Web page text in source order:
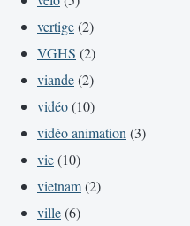
vertige(2)
VGHS (2)
viande(2)
vidéo(10)
vidéo animation (3)
vie(10)
vietnam(2)
ville(6)